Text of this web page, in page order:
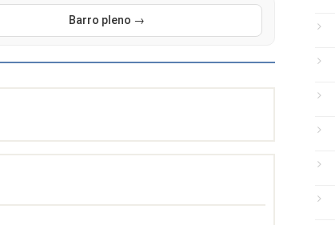
Barro pleno →